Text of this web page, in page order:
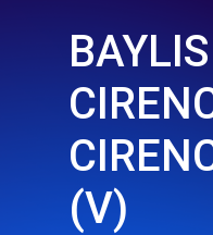
BAYLIS
(V)